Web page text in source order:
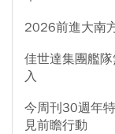
2026前進大南
佳世達集團艦
入
今周刊30週年
見前瞻行動